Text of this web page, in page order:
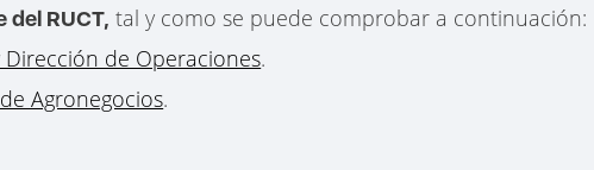
RUCT, tal y como se puede comprobar a continuación:
de Operaciones.
Agronegocios.